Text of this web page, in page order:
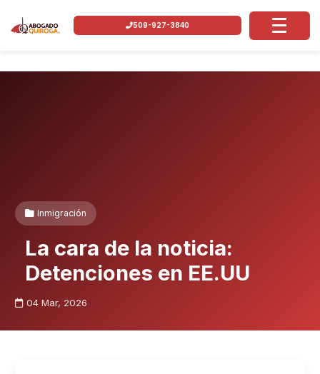
509-927-3840
Inmigración
La cara de la noticia:
Detenciones en EE.UU
04 Mar, 2026